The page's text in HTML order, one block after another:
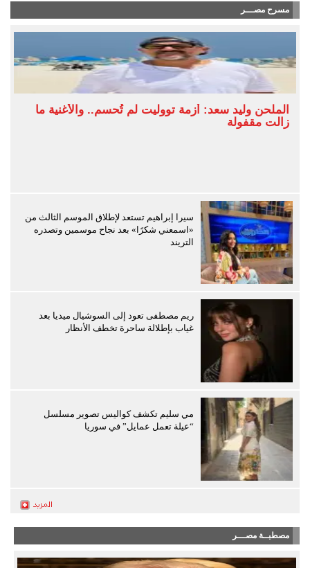
مسرح مصـــر
الملحن وليد سعد: أزمة تووليت لم تُحسم.. والأغنية ما
زالت مقفولة
سيرا إبراهيم تستعد لإطلاق الموسم الثالث من
«اسمعني شكرًا» بعد نجاح موسمين وتصدره
التريند
ريم مصطفى تعود إلى السوشيال ميديا بعد
غياب بإطلالة ساحرة تخطف الأنظار
مي سليم تكشف كواليس تصوير مسلسل
“عيلة تعمل عمايل” في سوريا
مصطبــة مصـــر